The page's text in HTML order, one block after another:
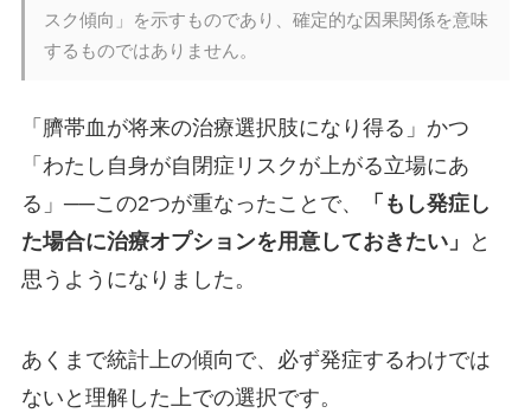
スク傾向」を示すものであり、確定的な因果関係を意味
するものではありません。
「臍帯血が将来の治療選択肢になり得る」かつ
「わたし自身が自閉症リスクが上がる立場にあ
る」──この2つが重なったことで、
「もし発症し
た場合に治療オプションを用意しておきたい」
と
思うようになりました。
あくまで統計上の傾向で、必ず発症するわけでは
ないと理解した上での選択です。